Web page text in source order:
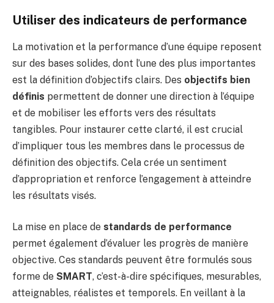
Utiliser des indicateurs de performance
La motivation et la performance d’une équipe reposent
sur des bases solides, dont l’une des plus importantes
est la définition d’objectifs clairs. Des objectifs bien
définis permettent de donner une direction à l’équipe
et de mobiliser les efforts vers des résultats
tangibles. Pour instaurer cette clarté, il est crucial
d’impliquer tous les membres dans le processus de
définition des objectifs. Cela crée un sentiment
d’appropriation et renforce l’engagement à atteindre
les résultats visés.
La mise en place de standards de performance
permet également d’évaluer les progrès de manière
objective. Ces standards peuvent être formulés sous
forme de SMART, c’est-à-dire spécifiques, mesurables,
atteignables, réalistes et temporels. En veillant à la